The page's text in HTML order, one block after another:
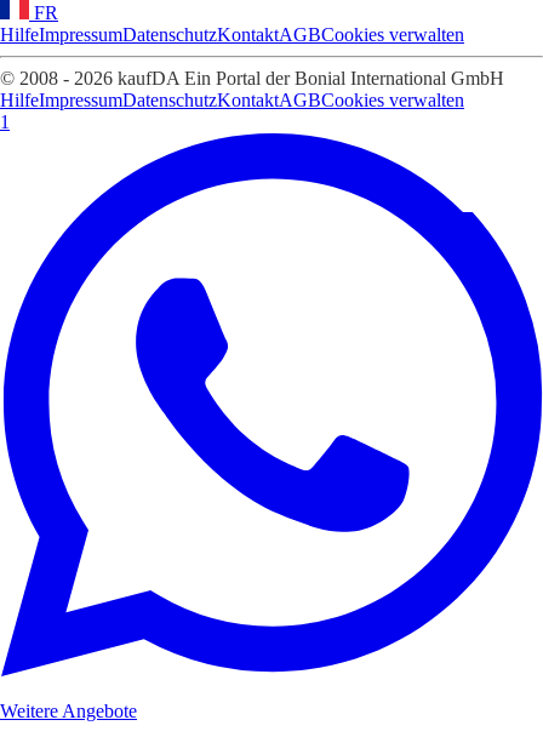
FR
HilfeImpressumDatenschutzKontaktAGBCookies verwalten
© 2008 - 2026 kaufDA Ein Portal der Bonial International GmbH
HilfeImpressumDatenschutzKontaktAGBCookies verwalten
1
Weitere Angebote